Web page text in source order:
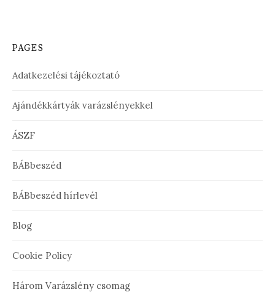
PAGES
Adatkezelési tájékoztató
Ajándékkártyák varázslényekkel
ÁSZF
BÁBbeszéd
BÁBbeszéd hírlevél
Blog
Cookie Policy
Három Varázslény csomag